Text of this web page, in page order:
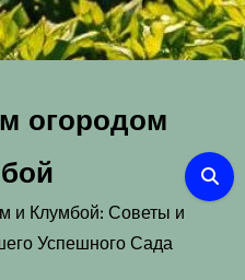
огородом
и Клумбой: Советы и
Успешного Сада